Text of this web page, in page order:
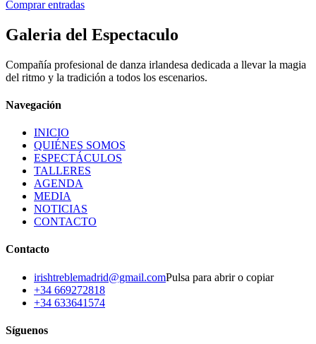
Comprar entradas
Galeria del Espectaculo
Compañía profesional de danza irlandesa dedicada a llevar la magia
del ritmo y la tradición a todos los escenarios.
Navegación
INICIO
QUIÉNES SOMOS
ESPECTÁCULOS
TALLERES
AGENDA
MEDIA
NOTICIAS
CONTACTO
Contacto
irishtreblemadrid@gmail.comPulsa para abrir o copiar
+34 669272818
+34 633641574
Síguenos